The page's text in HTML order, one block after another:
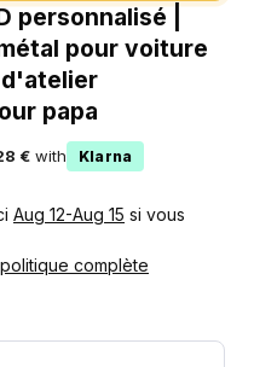
personnalisé |
pour voiture
papa
€ with
Klarna
Aug 12-Aug 15 si vous
politique complète